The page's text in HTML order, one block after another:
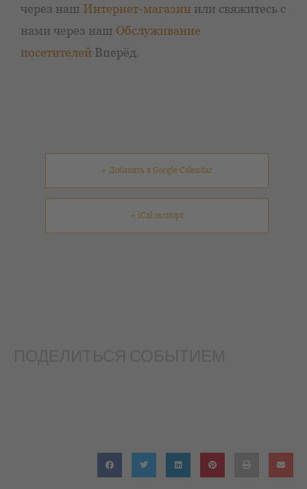
через наш Интернет-магазин или свяжитесь с
нами через наш Обслуживание
посетителей Вперёд.
+ Добавить в Google Calendar
+ iCal экспорт